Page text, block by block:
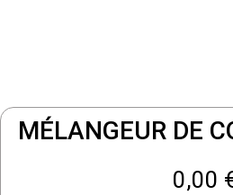
MÉLANGEUR DE
0,00